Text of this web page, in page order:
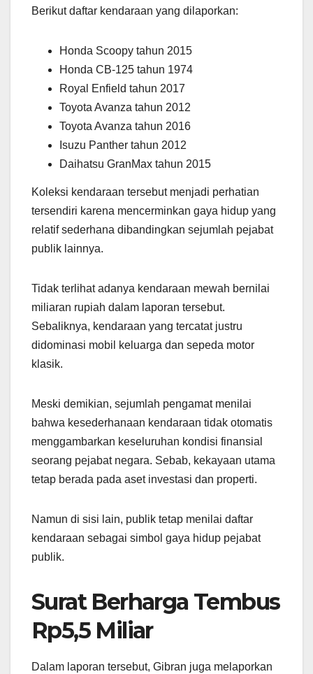
Berikut daftar kendaraan yang dilaporkan:
Honda Scoopy tahun 2015
Honda CB-125 tahun 1974
Royal Enfield tahun 2017
Toyota Avanza tahun 2012
Toyota Avanza tahun 2016
Isuzu Panther tahun 2012
Daihatsu GranMax tahun 2015
Koleksi kendaraan tersebut menjadi perhatian
tersendiri karena mencerminkan gaya hidup yang
relatif sederhana dibandingkan sejumlah pejabat
publik lainnya.
Tidak terlihat adanya kendaraan mewah bernilai
miliaran rupiah dalam laporan tersebut.
Sebaliknya, kendaraan yang tercatat justru
didominasi mobil keluarga dan sepeda motor
klasik.
Meski demikian, sejumlah pengamat menilai
bahwa kesederhanaan kendaraan tidak otomatis
menggambarkan keseluruhan kondisi finansial
seorang pejabat negara. Sebab, kekayaan utama
tetap berada pada aset investasi dan properti.
Namun di sisi lain, publik tetap menilai daftar
kendaraan sebagai simbol gaya hidup pejabat
publik.
Surat Berharga Tembus
Rp5,5 Miliar
Dalam laporan tersebut, Gibran juga melaporkan